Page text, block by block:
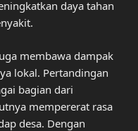
daya tahan
membawa dampak
lokal. Pertandingan
bagian dari
mempererat rasa
desa. Dengan